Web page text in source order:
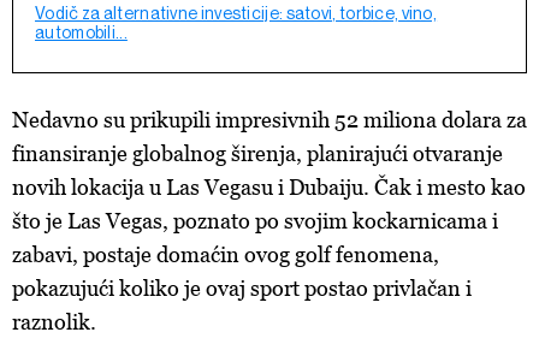
Vodič za alternativne investicije: satovi, torbice, vino,
automobili...
Nedavno su prikupili impresivnih 52 miliona dolara za
finansiranje globalnog širenja, planirajući otvaranje
novih lokacija u Las Vegasu i Dubaiju. Čak i mesto kao
što je Las Vegas, poznato po svojim kockarnicama i
zabavi, postaje domaćin ovog golf fenomena,
pokazujući koliko je ovaj sport postao privlačan i
raznolik.